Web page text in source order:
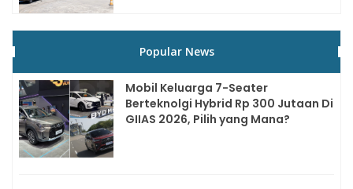
Popular News
Mobil Keluarga 7-Seater
Berteknolgi Hybrid Rp 300 Jutaan Di
GIIAS 2026, Pilih yang Mana?